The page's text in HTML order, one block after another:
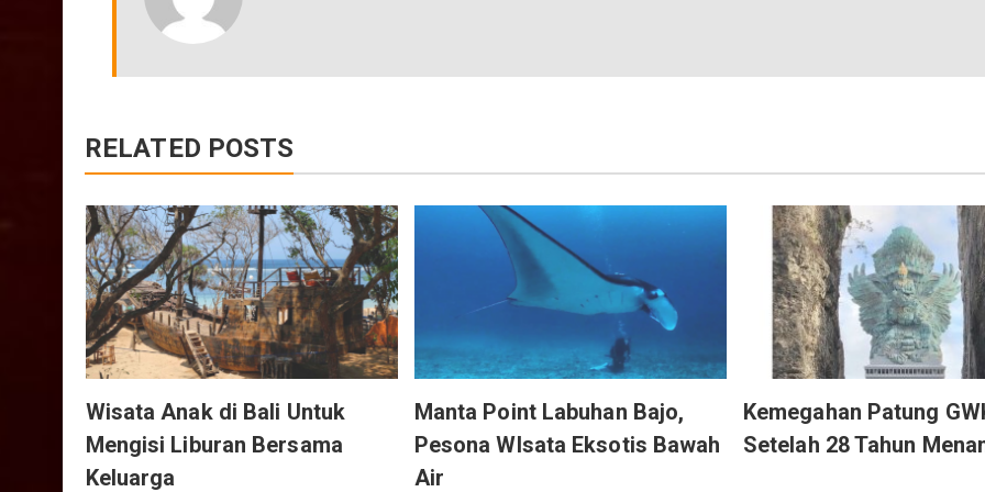
RELATED POSTS
Wisata Anak di Bali Untuk
Mengisi Liburan Bersama
Keluarga
Manta Point Labuhan Bajo,
Pesona WIsata Eksotis Bawah
Air
Kemegahan Patung
Setelah 28 Tahun